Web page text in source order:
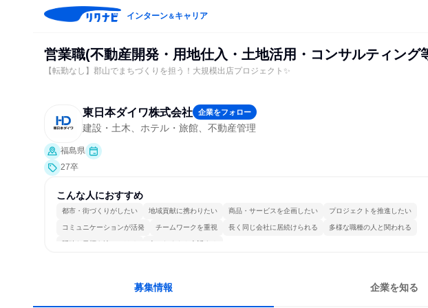
インターン＆キャリア
営業職(不動産開発・用地仕入・土地活用・コンサルティング
【転勤なし】郡山でまちづくりを担う！大規模出店プロジェクト✨
東日本ダイワ株式会社 企業をフォロー
建設・土木、ホテル・旅館、不動産管理
福島県
27卒
こんな人におすすめ
都市・街づくりがしたい 地域貢献に携わりたい 商品・サービスを企画したい プロジェクトを推進したい
コミュニケーションが活発 チームワークを重視 長く同じ会社に居続けられる 多様な職種の人と関われる
明確な目標を追いかける 人とたくさん会話する
募集情報 企業を知る